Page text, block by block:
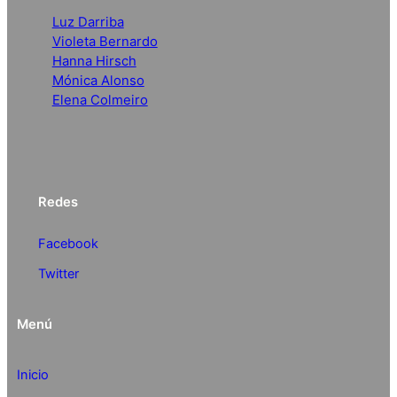
Luz Darriba
Violeta Bernardo
Hanna Hirsch
Mónica Alonso
Elena Colmeiro
Redes
Facebook
Twitter
Menú
Inicio